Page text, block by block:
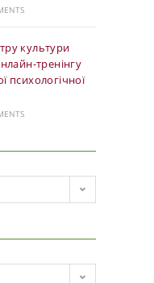
культури
тренінгу
психологічної